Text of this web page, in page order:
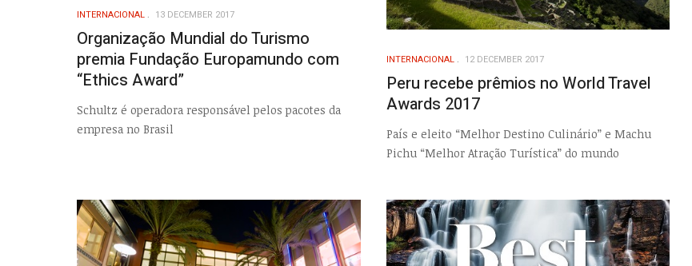
INTERNACIONAL 13 DECEMBER 2017
Organização Mundial do Turismo
premia Fundação Europamundo com
“Ethics Award”
Schultz é operadora responsável pelos pacotes da
empresa no Brasil
INTERNACIONAL 12 DECEMBER 2017
Peru recebe prêmios no World Travel
Awards 2017
País e eleito “Melhor Destino Culinário” e Machu
Pichu “Melhor Atração Turística” do mundo